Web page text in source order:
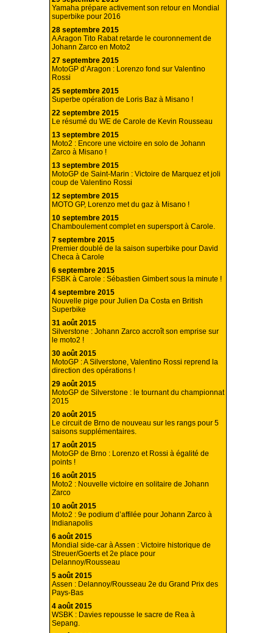
Yamaha prépare activement son retour en Mondial
superbike pour 2016
28 septembre 2015
A Aragon Tito Rabat retarde le couronnement de
Johann Zarco en Moto2
27 septembre 2015
MotoGP d’Aragon : Lorenzo fond sur Valentino
Rossi
25 septembre 2015
Superbe opération de Loris Baz à Misano !
22 septembre 2015
Le résumé du WE de Carole de Kevin Rousseau
13 septembre 2015
Moto2 : Encore une victoire en solo de Johann
Zarco à Misano !
13 septembre 2015
MotoGP de Saint-Marin : Victoire de Marquez et joli
coup de Valentino Rossi
12 septembre 2015
MOTO GP, Lorenzo met du gaz à Misano !
10 septembre 2015
Chamboulement complet en supersport à Carole.
7 septembre 2015
Premier doublé de la saison superbike pour David
Checa à Carole
6 septembre 2015
FSBK à Carole : Sébastien Gimbert sous la minute !
4 septembre 2015
Nouvelle pige pour Julien Da Costa en British
Superbike
31 août 2015
Silverstone : Johann Zarco accroît son emprise sur
le moto2 !
30 août 2015
MotoGP : A Silverstone, Valentino Rossi reprend la
direction des opérations !
29 août 2015
MotoGP de Silverstone : le tournant du championnat
2015
20 août 2015
Le circuit de Brno de nouveau sur les rangs pour 5
saisons supplémentaires.
17 août 2015
MotoGP de Brno : Lorenzo et Rossi à égalité de
points !
16 août 2015
Moto2 : Nouvelle victoire en solitaire de Johann
Zarco
10 août 2015
Moto2 : 9e podium d’affilée pour Johann Zarco à
Indianapolis
6 août 2015
Mondial side-car à Assen : Victoire historique de
Streuer/Goerts et 2e place pour
Delannoy/Rousseau
5 août 2015
Assen : Delannoy/Rousseau 2e du Grand Prix des
Pays-Bas
4 août 2015
WSBK : Davies repousse le sacre de Rea à
Sepang.